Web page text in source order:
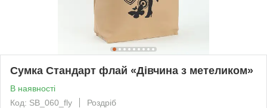
Сумка Стандарт флай «Дівчина з метеликом»
В наявності
Код: SB_060_fly
Роздріб